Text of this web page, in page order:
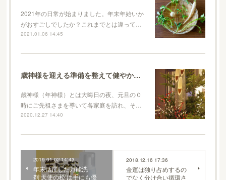
2021年の日常が始まりました。年末年始いか
がおすごしでしたか？これまでとは違って…
2021.01.06 14:45
歳神様を迎える準備を整えて健やかに新年を迎えましょう
歳神様（年神様）とは大晦日の夜、元旦の０
時にご先祖さまを導いて各家庭を訪れ、そ…
2020.12.27 14:40
2019.01.02 14:43
年末活躍した万能洗
剤‘天使の松’は手にも優
2018.12.16 17:36
金運は独り占めするの
でなく分け合い循環さ